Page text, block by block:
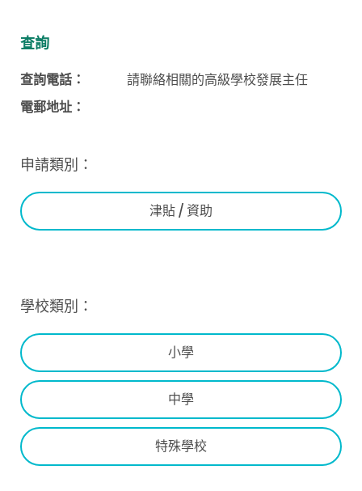
查詢
查詢電話：
請聯絡相關的高級學校發展主任
電郵地址：
申請類別：
津貼 / 資助
學校類別：
小學
中學
特殊學校